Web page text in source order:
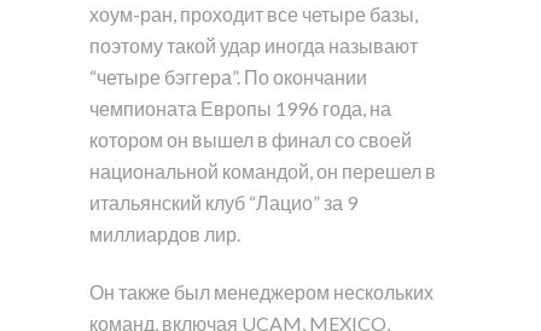
хоум-ран, проходит все четыре базы,
поэтому такой удар иногда называют
“четыре бэггера”. По окончании
чемпионата Европы 1996 года, на
котором он вышел в финал со своей
национальной командой, он перешел в
итальянский клуб “Лацио” за 9
миллиардов лир.
Он также был менеджером нескольких
команд, включая UCAM, MEXICO,